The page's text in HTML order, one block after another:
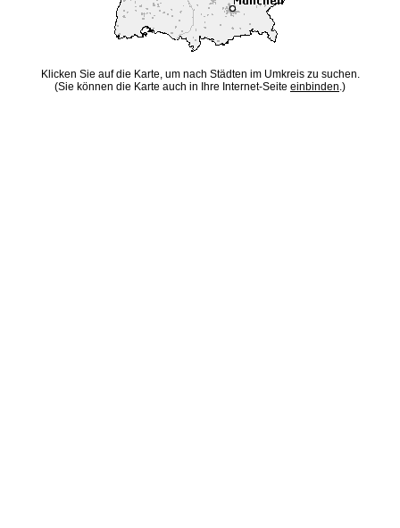
Klicken Sie auf die Karte, um nach Städten im Umkreis zu suchen.
(Sie können die Karte auch in Ihre Internet-Seite einbinden.)